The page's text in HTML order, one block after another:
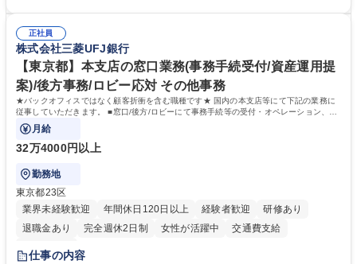
正社員
株式会社三菱UFJ銀行
【東京都】本支店の窓口業務(事務手続受付/資産運用提
案)/後方事務/ロビー応対 その他事務
★バックオフィスではなく顧客折衝を含む職種です★ 国内の本支店等にて下記の業務に
従事していただきます。 ■窓口/後方/ロビーにて事務手続等の受付・オペレーション、お
客様対応
月給
32万4000円以上
勤務地
東京都23区
業界未経験歓迎
年間休日120日以上 経験者歓迎
研修あり
退職金あり
完全週休2日制 女性が活躍中
交通費支給
土日祝休み
仕事の内容